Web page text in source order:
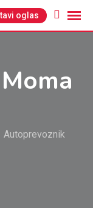
oglas
Autoprevoznik